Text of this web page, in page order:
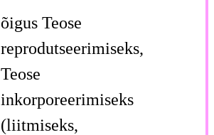
õigus Teose
reprodutseerimiseks,
Teose
inkorporeerimiseks
(liitmiseks,